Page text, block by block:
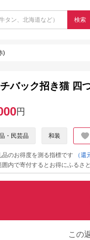
検索
)
バック招き猫 四
円
・民芸品 和装
のお得度を測る指標です
（還
内で寄付するとお得にふるさ
この